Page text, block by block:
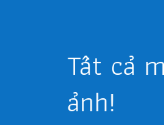
Tất cả
ảnh!